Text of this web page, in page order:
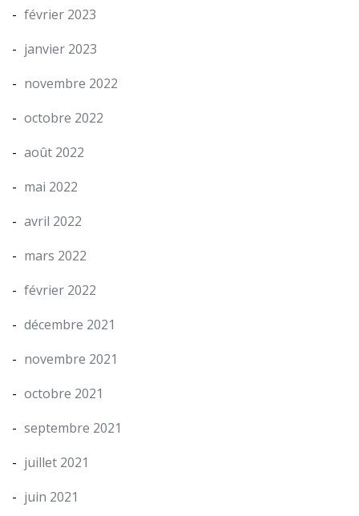
février 2023
janvier 2023
novembre 2022
octobre 2022
août 2022
mai 2022
avril 2022
mars 2022
février 2022
décembre 2021
novembre 2021
octobre 2021
septembre 2021
juillet 2021
juin 2021